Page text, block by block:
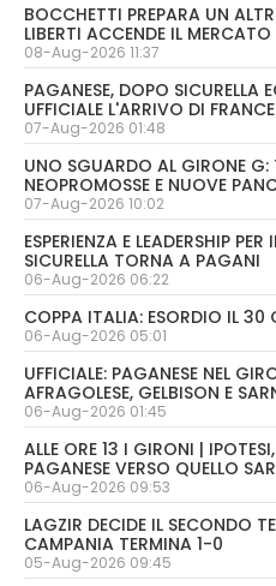
BOCCHETTI PREPARA UN
LIBERTI ACCENDE IL MERCATO
08-Aug-2026 11:37
PAGANESE, DOPO SICURELLA
UFFICIALE L'ARRIVO DI
07-Aug-2026 01:48
UNO SGUARDO AL GIRONE
NEOPROMOSSE E NUOVE
07-Aug-2026 10:02
ESPERIENZA E LEADERSHIP
SICURELLA TORNA A PAGANI
06-Aug-2026 06:22
COPPA ITALIA: ESORDIO IL 30
06-Aug-2026 05:01
UFFICIALE: PAGANESE NEL
AFRAGOLESE, GELBISON E
06-Aug-2026 01:45
ALLE ORE 13 I GIRONI |
PAGANESE VERSO QUELLO
06-Aug-2026 09:53
LAGZIR DECIDE IL SECONDO
CAMPANIA TERMINA 1-0
05-Aug-2026 09:45